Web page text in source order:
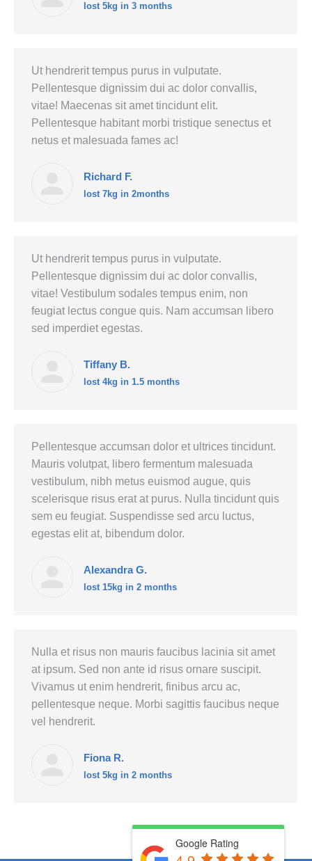
lost 5kg in 3 months
Ut hendrerit tempus purus in vulputate.
Pellentesque dignissim dui ac dolor convallis,
vitae! Maecenas sit amet tincidunt elit.
Pellentesque habitant morbi tristique senectus et
netus et malesuada fames ac!
Richard F.
lost 7kg in 2months
Ut hendrerit tempus purus in vulputate.
Pellentesque dignissim dui ac dolor convallis,
vitae! Vestibulum sodales tempus enim, non
feugiat lectus congue quis. Nam accumsan libero
sed imperdiet egestas.
Tiffany B.
lost 4kg in 1.5 months
Pellentesque accumsan dolor et ultrices tincidunt.
Mauris volutpat, libero fermentum malesuada
vestibulum, nibh metus euismod augue, quis
scelerisque risus erat at purus. Nulla tincidunt quis
sem eu feugiat. Suspendisse sed arcu luctus,
egestas elit at, bibendum dolor.
Alexandra G.
lost 15kg in 2 months
Nulla et risus non mauris faucibus lacinia sit amet
at ipsum. Sed non ante id risus ornare suscipit.
Vivamus ut enim hendrerit, finibus arcu ac,
pellentesque neque. Morbi sagittis faucibus neque
vel hendrerit.
Fiona R.
lost 5kg in 2 months
Google Rating